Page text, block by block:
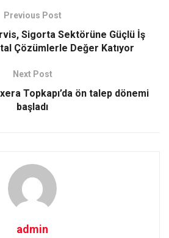
Previous Post
Sigorta Sektörüne Güçlü İş
Çözümlerle Değer Katıyor
Next Post
Topkapı’da ön talep dönemi
başladı
admin